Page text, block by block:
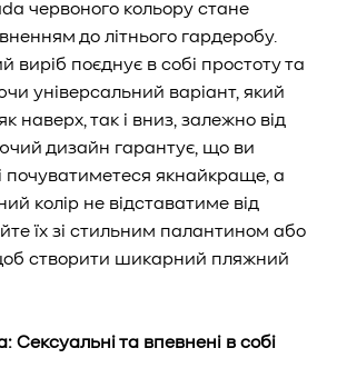
червоного кольору стане
до літнього гардеробу.
виріб поєднує в собі простоту та
універсальний варіант, який
наверх, так і вниз, залежно від
дизайн гарантує, що ви
почуватиметеся якнайкраще, а
колір не відставатиме від
їх зі стильним палантином або
створити шикарний пляжний
Сексуальні та впевнені в собі